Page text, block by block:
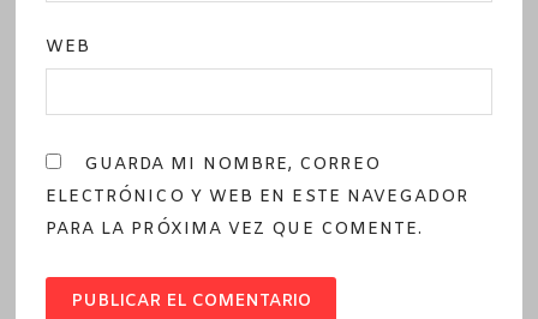
WEB
GUARDA MI NOMBRE, CORREO
ELECTRÓNICO Y WEB EN ESTE NAVEGADOR
PARA LA PRÓXIMA VEZ QUE COMENTE.